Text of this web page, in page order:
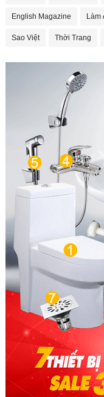
English Magazine Làm
Sao Việt Thời Trang